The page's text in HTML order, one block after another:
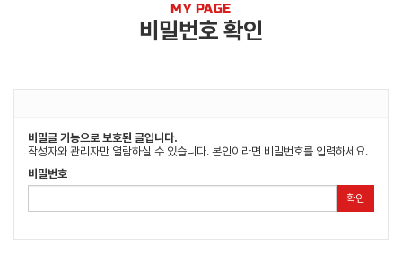
MY PAGE
비밀번호 확인
비밀글 기능으로 보호된 글입니다.
작성자와 관리자만 열람하실 수 있습니다. 본인이라면 비밀번호를 입력하세요.
비밀번호
확인